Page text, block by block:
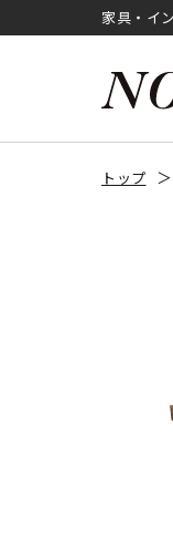
家具・イ
トップ